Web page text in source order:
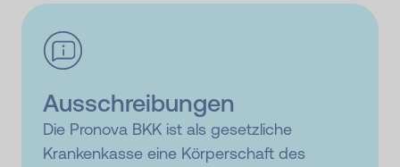
Ausschreibungen
Die Pronova BKK ist als gesetzliche
Krankenkasse eine Körperschaft des